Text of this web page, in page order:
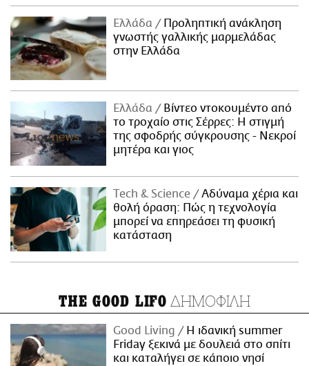
Ελλάδα
Προληπτική ανάκληση
γνωστής γαλλικής μαρμελάδας
στην Ελλάδα
Ελλάδα
Βίντεο ντοκουμέντο από
το τροχαίο στις Σέρρες: Η στιγμή
της σφοδρής σύγκρουσης - Νεκροί
μητέρα και γιος
Τech & Science
Αδύναμα χέρια και
θολή όραση: Πώς η τεχνολογία
μπορεί να επηρεάσει τη φυσική
κατάσταση
THE GOOD LIFO ΔΗΜΟΦΙΛΗ
Good Living
Η ιδανική summer
Friday ξεκινά με δουλειά στο σπίτι
και καταλήγει σε κάποιο νησί